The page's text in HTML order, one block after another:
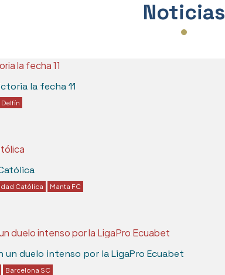
Noticias
la fecha 11
Delfín
Católica Manta FC
un duelo intenso por la LigaPro Ecuabet
Barcelona SC